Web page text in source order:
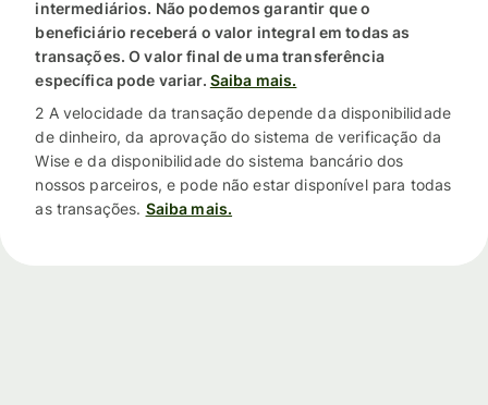
intermediários. Não podemos garantir que o
beneficiário receberá o valor integral em todas as
transações. O valor final de uma transferência
específica pode variar. Saiba mais.
2 A velocidade da transação depende da disponibilidade
de dinheiro, da aprovação do sistema de verificação da
Wise e da disponibilidade do sistema bancário dos
nossos parceiros, e pode não estar disponível para todas
as transações. Saiba mais.